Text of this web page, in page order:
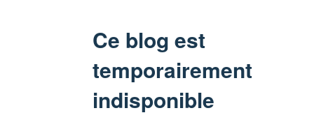
Ce blog est
temporairement
indisponible